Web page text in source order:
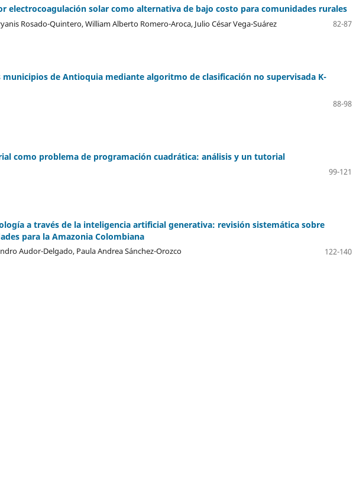
electrocoagulación solar como alternativa de bajo costo para comunidades rurales
Rosado-Quintero, William Alberto Romero-Aroca, Julio César Vega-Suárez
82-87
de Antioquia mediante algoritmo de clasificación no supervisada K-
88-98
como problema de programación cuadrática: análisis y un tutorial
99-121
a través de la inteligencia artificial generativa: revisión sistemática sobre
para la Amazonia Colombiana
Audor-Delgado, Paula Andrea Sánchez-Orozco
122-140